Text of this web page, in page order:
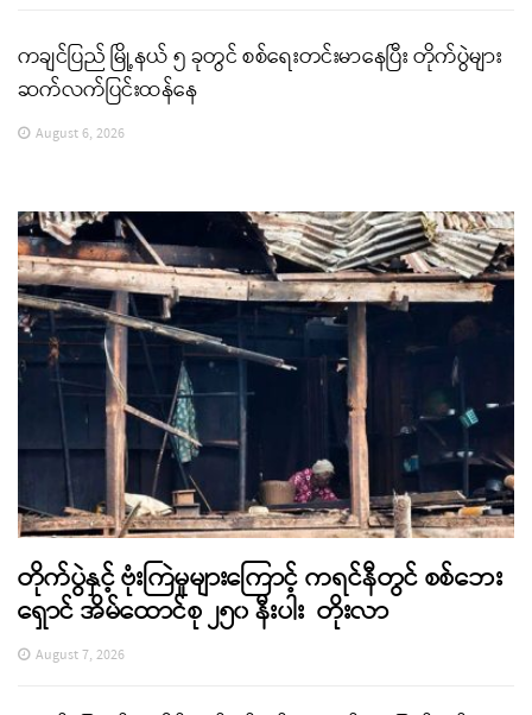
ကချင်ပြည် မြို့နယ် ၅ ခုတွင် စစ်ရေးတင်းမာနေပြီး တိုက်ပွဲများ
ဆက်လက်ပြင်းထန်နေ
August 6, 2026
တိုက်ပွဲနှင့် ဗုံးကြဲမှုများကြောင့် ကရင်နီတွင် စစ်ဘေး
ရှောင် အိမ်ထောင်စု ၂၅၀ နီးပါး တိုးလာ
August 7, 2026